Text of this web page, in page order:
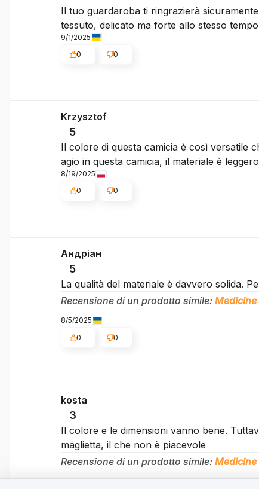
Il tuo guardaroba ti ringrazierà
tessuto, delicato ma forte allo stesso
9/1/2025
0
0
Krzysztof
5
Il colore di questa camicia è così versatile
agio in questa camicia, il materiale è
8/19/2025
0
0
Андріан
5
La qualità del materiale è davvero solida.
Recensione di un prodotto simile:
8/5/2025
0
0
kosta
3
Il colore e le dimensioni vanno bene.
maglietta, il che non è piacevole
Recensione di un prodotto simile:
7/28/2025